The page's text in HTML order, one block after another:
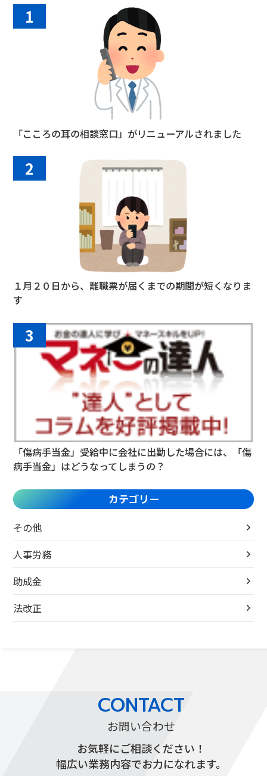
1
「こころの耳の相談窓口」がリニューアルされました
2
１月２０日から、離職票が届くまでの期間が短くなりま
す
3
「傷病手当金」受給中に会社に出勤した場合には、「傷
病手当金」はどうなってしまうの？
カテゴリー
その他
人事労務
助成金
法改正
CONTACT
お問い合わせ
お気軽にご相談ください！
幅広い業務内容でお力になれます。